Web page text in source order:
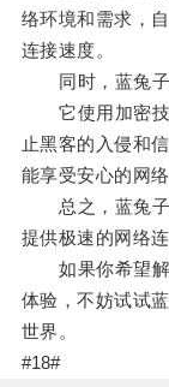
络环境和需求，
连接速度。
同时，蓝兔子
它使用加密技
止黑客的入侵和
能享受安心的网络
总之，蓝兔子
提供极速的网络
如果你希望解
体验，不妨试试
世界。
#18#